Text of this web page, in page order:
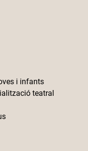
i infants
teatral